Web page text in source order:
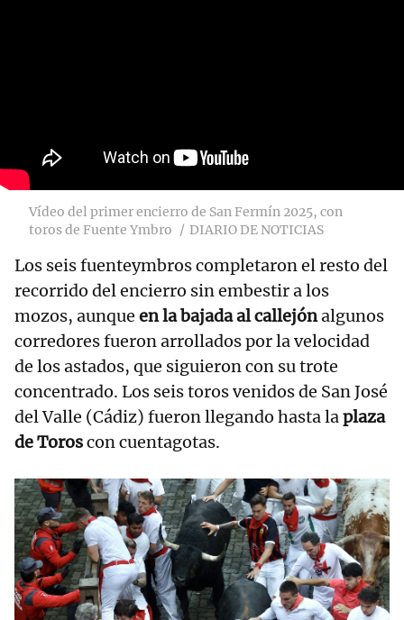
Vídeo del primer encierro de San Fermín 2025, con
toros de Fuente Ymbro
DIARIO DE NOTICIAS
Los seis fuenteymbros completaron el resto del
recorrido del encierro sin embestir a los
mozos, aunque en la bajada al callejónalgunos
corredores fueron arrollados por la velocidad
de los astados, que siguieron con su trote
concentrado. Los seis toros venidos de San José
del Valle (Cádiz) fueron llegando hasta laplaza
de Toroscon cuentagotas.